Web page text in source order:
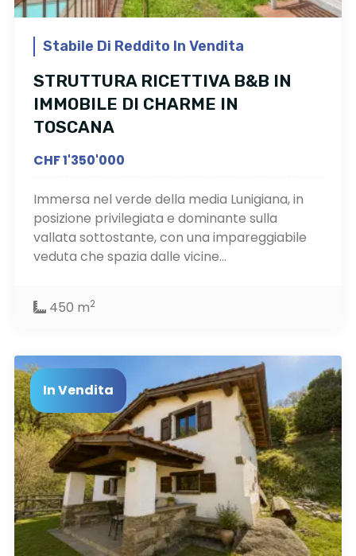
Stabile Di Reddito In Vendita
STRUTTURA RICETTIVA B&B IN
IMMOBILE DI CHARME IN
TOSCANA
CHF 1'350'000
Immersa nel verde della media Lunigiana, in
posizione privilegiata e dominante sulla
vallata sottostante, con una impareggiabile
veduta che spazia dalle vicine...
450 m2
In Vendita